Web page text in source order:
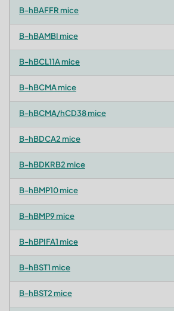
B-hBAFFR mice
B-hBAMBI mice
B-hBCL11A mice
B-hBCMA mice
B-hBCMA/hCD38 mice
B-hBDCA2 mice
B-hBDKRB2 mice
B-hBMP10 mice
B-hBMP9 mice
B-hBPIFA1 mice
B-hBST1 mice
B-hBST2 mice